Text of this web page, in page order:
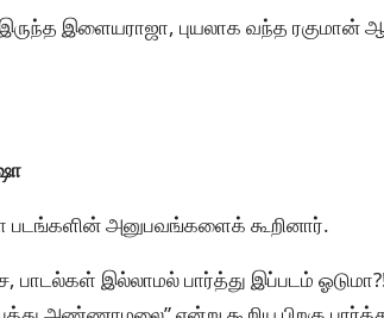
இளையராஜா, புயலாக வந்த ரகுமான்
அனுபவங்களைக் கூறினார்.
இல்லாமல் பார்த்து இப்படம்